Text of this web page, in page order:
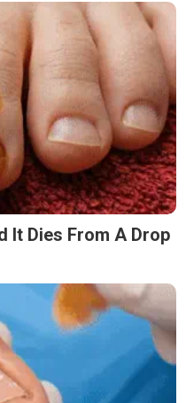
It Dies From A Drop